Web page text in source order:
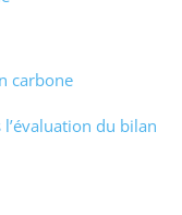
carbone
du bilan